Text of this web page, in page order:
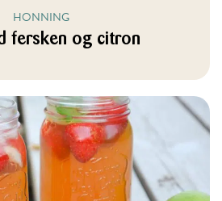
HONNING
fersken og citron